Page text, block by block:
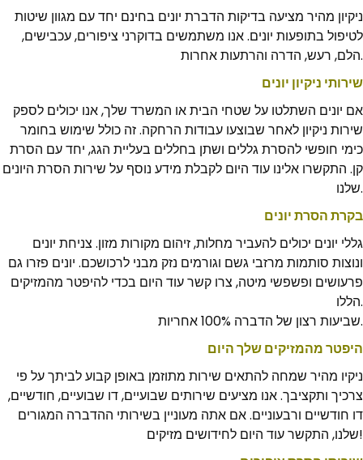
ניקיון מהיר מציעה בדיקות הדברת יונים בחינם יחד עם מגוון שיטות
לטיפול בתופעות יונים. אנו משתמשים בדוקרני ציפורים, עכבישים,
הלם, רעש, הדרה והרתעות אחרות.
שירותי ניקיון יונים
אם יונים השתלטו על שטחי הבית או המשרד שלך, אנו יכולים לספק
שירות ניקיון לאחר שבוצעו עבודות הרחקה. זה כולל שימוש בחומר
כימי חופשי להסרת גללים ושתן בחללים בעליית הגג, יחד עם הסרת
קן. התקשרו אלינו עוד היום לקבלת מידע נוסף על שירות הסרת היונים
שלנו.
בקרת הסרת יונים
גללי יונים יכולים להעביר מחלות, זיהום מקורות מזון. צניחת יונים
ונוצות סותמות מרזבי גשם וגורמים נזק מבני לרכושכם. יונים פזרו גם
פרעושים ופשפשי מיטה, צרו קשר עוד היום בכדי להיפטר מהמזיקים
הללו.
שביעות רצון של הדברה 100% אחריות.
היפטר מהמזיקים שלך היום
ניקיו מהיר שמחה להתאים שירות מתוזמן באופן קבוע לביתך על פי
צרכיך ותקציבך. אנו מציעים שירותים שבועיים, דו שבועיים, חודשיים,
דו חודשיים ורבעוניים. אם אתה מעוניין בשירותי ההדברה המגורים
שלנו, התקשר עוד היום לחידושים מזיקים!